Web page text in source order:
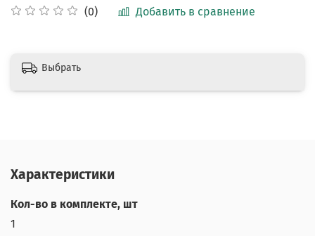
(0) Добавить в сравнение
Выбрать
Характеристики
Кол-во в комплекте, шт
1